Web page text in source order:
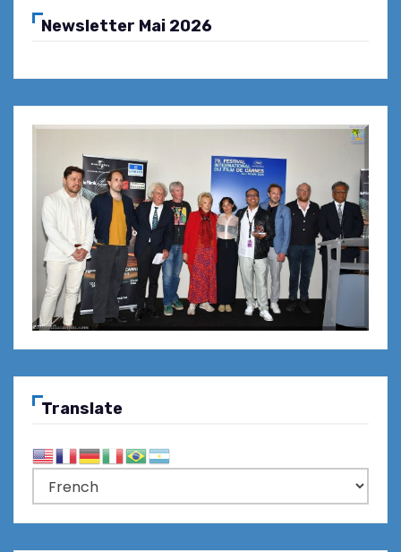
Newsletter Mai 2026
Translate